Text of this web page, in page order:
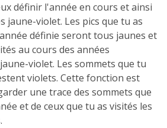
définir l'année en cours et ainsi
jaune-violet. Les pics que tu as
définie seront tous jaunes et
au cours des années
violet. Les sommets que tu
violets. Cette fonction est
une trace des sommets que
et de ceux que tu as visités les